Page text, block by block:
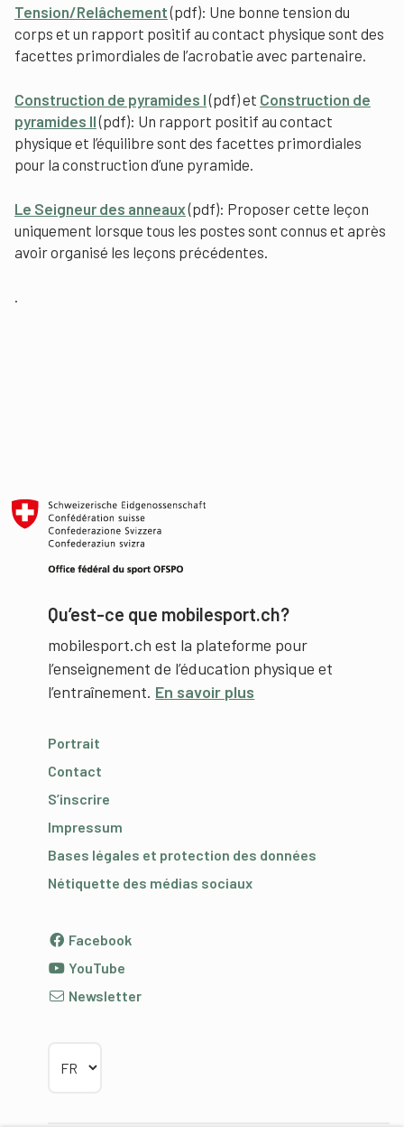
Tension/Relâchement(pdf): Une bonne tension du
corps et un rapport positif au contact physique sont des
facettes primordiales de l’acrobatie avec partenaire.
Construction de pyramides I(pdf) et Construction de
pyramides II(pdf): Un rapport positif au contact
physique et l’équilibre sont des facettes primordiales
pour la construction d’une pyramide.
Le Seigneur des anneaux(pdf): Proposer cette leçon
uniquement lorsque tous les postes sont connus et après
avoir organisé les leçons précédentes.
.
Qu’est-ce que mobilesport.ch?
mobilesport.ch est la plateforme pour
l’enseignement de l’éducation physique et
l’entraînement. En savoir plus
Portrait
Contact
S’inscrire
Impressum
Bases légales et protection des données
Nétiquette des médias sociaux
Facebook
YouTube
Newsletter